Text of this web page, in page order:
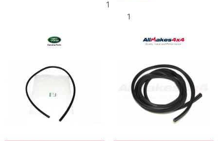
carrito